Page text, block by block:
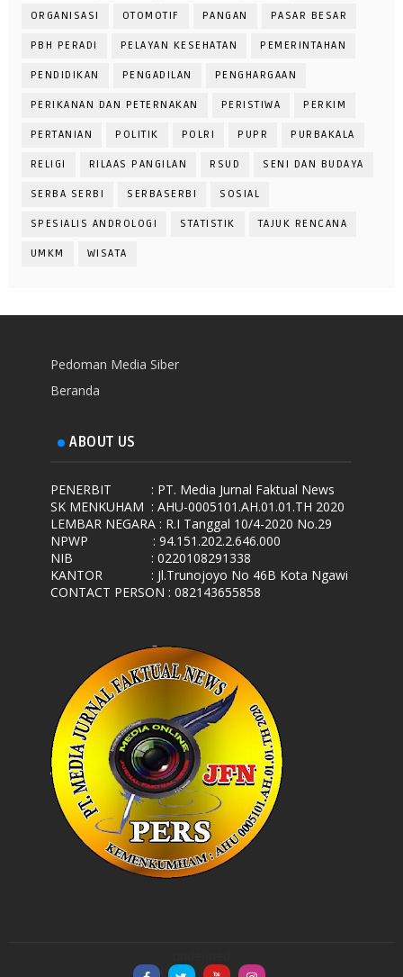
ORGANISASI OTOMOTIF PANGAN PASAR BESAR
PBH PERADI PELAYAN KESEHATAN PEMERINTAHAN
PENDIDIKAN PENGADILAN PENGHARGAAN
PERIKANAN DAN PETERNAKAN PERISTIWA PERKIM
PERTANIAN POLITIK POLRI PUPR PURBAKALA
RELIGI RILAAS PANGILAN RSUD SENI DAN BUDAYA
SERBA SERBI SERBASERBI SOSIAL
SPESIALIS ANDROLOGI STATISTIK TAJUK RENCANA
UMKM WISATA
Pedoman Media Siber
Beranda
ABOUT US
PENERBIT
: PT. Media Jurnal Faktual News
SK MENKUHAM : AHU-0005101.AH.01.01.TH 2020
LEMBAR NEGARA : R.I Tanggal 10/4-2020 No.29
NPWP
: 94.151.202.2.646.000
NIB
: 0220108291338
KANTOR
: Jl.Trunojoyo No 46B Kota Ngawi
CONTACT PERSON : 082143655858